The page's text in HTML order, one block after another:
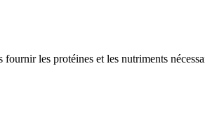
les protéines et les nutriments